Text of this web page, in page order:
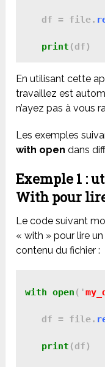
   df = file.
print
En utilisant cette
travaillez est
n’ayez pas à vous
Les exemples
with open dans
Exemple 1 :
With pour
Le code suivant
« with » pour lire
contenu du fichier :
with open ('
   df = file.
print (df)